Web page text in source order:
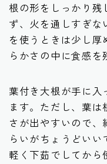
根の形をしっかり残
ず、火を通しすぎな
を使うときは少し厚
らかさの中に食感を
葉付き大根が手に入
ます。ただし、葉
さが出やすいので、
らいがちょうどいい
軽く下茹でしてから